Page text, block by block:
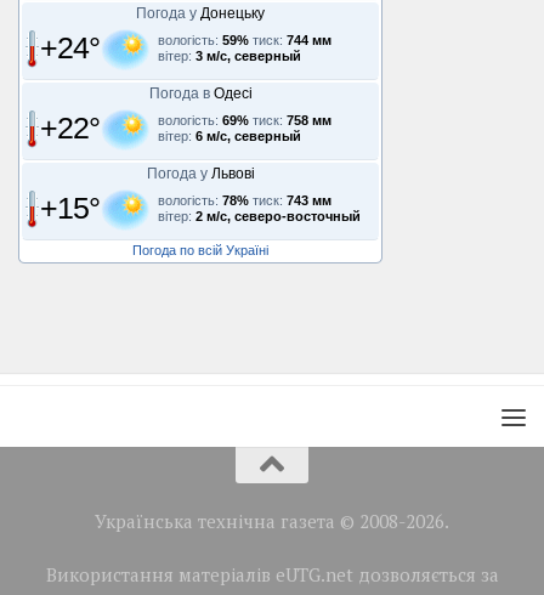
Погода у Донецьку
+24° вологість: 59% тиск: 744 мм
вітер: 3 м/с, северный
Погода в Одесі
+22° вологість: 69% тиск: 758 мм
вітер: 6 м/с, северный
Погода у Львові
+15° вологість: 78% тиск: 743 мм
вітер: 2 м/с, северо-восточный
Погода по всій Україні
Українська технічна газета © 2008-2026.
Використання матеріалів eUTG.net дозволяється за